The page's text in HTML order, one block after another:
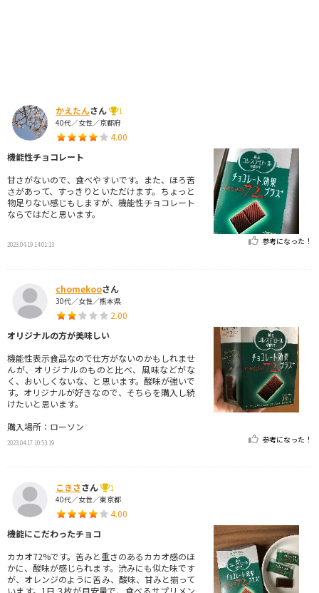
かえたんさん
1
40代／女性／京都府
4.00
機能性チョコレート
甘さがないので、食べやすいです。また、ほろ苦
さがあって、すっきりといただけます。ちょっと
物足りない感じもしますが、機能性チョコレート
ならではだと思います。
2023.04.19 14:01:13 参考になった！
chomekooさん
30代／女性／熊本県
2.00
オリジナルの方が美味しい
機能性表示食品なので仕方がないのかもしれませ
んが、オリジナルのものと比べ、風味などがな
く、おいしくないな、と思います。酸味が強いで
す。オリジナルが好きなので、そちらを購入し続
けたいと思います。
購入場所：ローソン
2023.04.17 10:53:19 参考になった！
こきささん
1
40代／女性／東京都
4.00
機能にこだわったチョコ
カカオ72%です。苦みと重さのあるカカオ感のほ
かに、酸味が感じられます。渋みにも似た味です
が、オレンジのように苦み、酸味、甘みと揃って
います。1日３枚が目安量で、食べるサプリメン